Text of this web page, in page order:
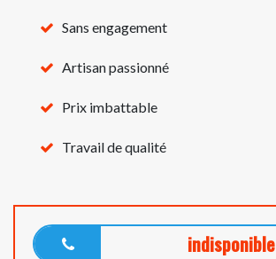
Sans engagement
Artisan passionné
Prix imbattable
Travail de qualité
indisponible